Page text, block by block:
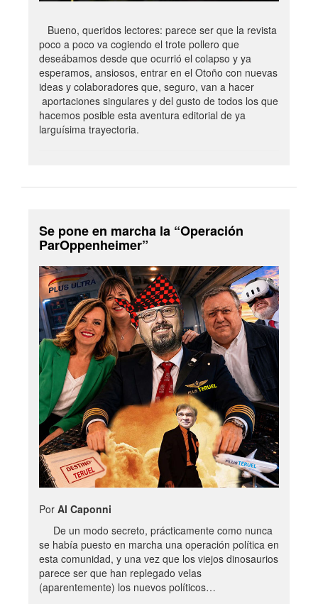
Bueno, queridos lectores: parece ser que la revista
poco a poco va cogiendo el trote pollero que
deseábamos desde que ocurrió el colapso y ya
esperamos, ansiosos, entrar en el Otoño con nuevas
ideas y colaboradores que, seguro, van a hacer
aportaciones singulares y del gusto de todos los que
hacemos posible esta aventura editorial de ya
larguísima trayectoria.
Se pone en marcha la “Operación
ParOppenheimer”
Por Al Caponni
De un modo secreto, prácticamente como nunca
se había puesto en marcha una operación política en
esta comunidad, y una vez que los viejos dinosaurios
parece ser que han replegado velas
(aparentemente) los nuevos políticos…